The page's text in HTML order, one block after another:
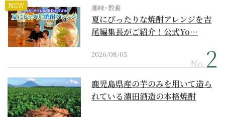
NEW 趣味･教養
夏にぴったりな焼酎アレンジを吉
尾編集長がご紹介！公式Yo…
2026/08/05
No.
鹿児島県産の芋のみを用いて造ら
れている濵田酒造の本格焼酎